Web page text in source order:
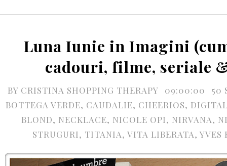
Luna Iunie in Imagini
cadouri, filme, seriale
BY CRISTINA SHOPPING THERAPY 09:00:00
50
BOTTEGA VERDE, CAUDALIE, CHEERIOS,
BLOND, NECKLACE, NICOLE OPI, NIRVANA,
STRUGURI, TITANIA, VITA LIBERATA, YVES